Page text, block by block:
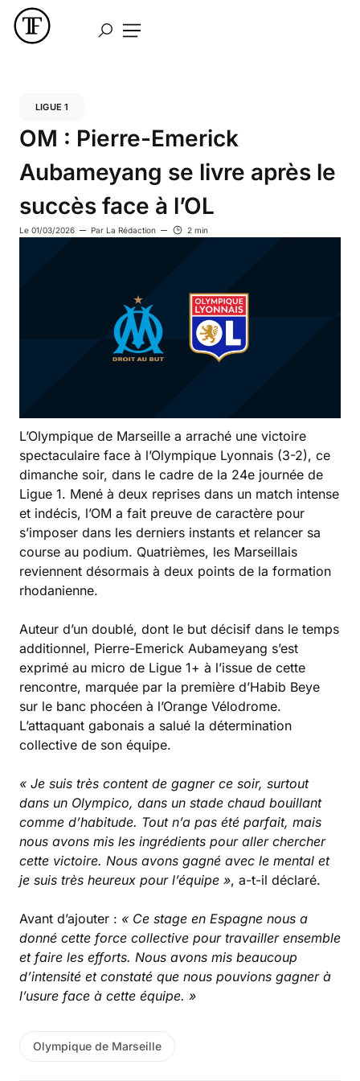
LIGUE 1
OM : Pierre-Emerick
Aubameyang se livre après le
succès face à l’OL
Le 01/03/2026 Par La Rédaction 2 min
L’Olympique de Marseille a arraché une victoire
spectaculaire face à l’Olympique Lyonnais (3-2), ce
dimanche soir, dans le cadre de la 24e journée de
Ligue 1. Mené à deux reprises dans un match intense
et indécis, l’OM a fait preuve de caractère pour
s’imposer dans les derniers instants et relancer sa
course au podium. Quatrièmes, les Marseillais
reviennent désormais à deux points de la formation
rhodanienne.
Auteur d’un doublé, dont le but décisif dans le temps
additionnel, Pierre-Emerick Aubameyang s’est
exprimé au micro de Ligue 1+ à l’issue de cette
rencontre, marquée par la première d’Habib Beye
sur le banc phocéen à l’Orange Vélodrome.
L’attaquant gabonais a salué la détermination
collective de son équipe.
« Je suis très content de gagner ce soir, surtout
dans un Olympico, dans un stade chaud bouillant
comme d’habitude. Tout n’a pas été parfait, mais
nous avons mis les ingrédients pour aller chercher
cette victoire. Nous avons gagné avec le mental et
je suis très heureux pour l’équipe », a-t-il déclaré.
Avant d’ajouter : « Ce stage en Espagne nous a
donné cette force collective pour travailler ensemble
et faire les efforts. Nous avons mis beaucoup
d’intensité et constaté que nous pouvions gagner à
l’usure face à cette équipe. »
Olympique de Marseille